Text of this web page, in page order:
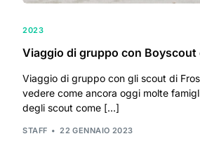
2023
Viaggio di gruppo con Boyscout
Viaggio di gruppo con gli scout di
vedere come ancora oggi molte
degli scout come […]
STAFF 22 GENNAIO 2023